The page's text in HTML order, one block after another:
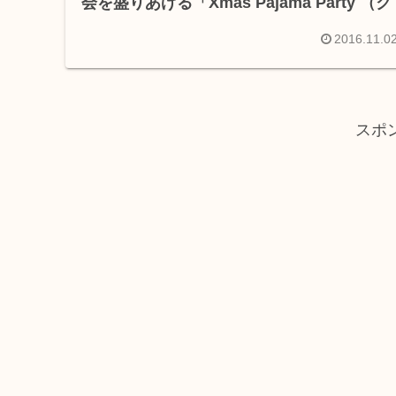
2016.11.02
スポ